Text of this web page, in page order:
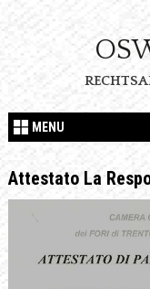
MENU
Attestato La